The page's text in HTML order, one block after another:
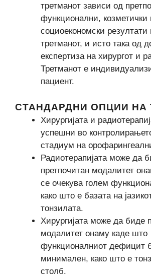
третманот зависи од
функционални, козметички
социоекономски резултати
третманот, и исто така од
експертиза на хирургот и
Третманот е
пациент.
СТАНДАРДНИ ОПЦИИ НА
Хирургијата и
успешни во
стадиум на
Радиотерапијата може да
претпочитан модалитет
се очекува голем
како што е базата на
тонзилата.
Хирургијата може да биде
модалитет онаму каде што
функционалниот дефицит
минимален, како што е
столб.